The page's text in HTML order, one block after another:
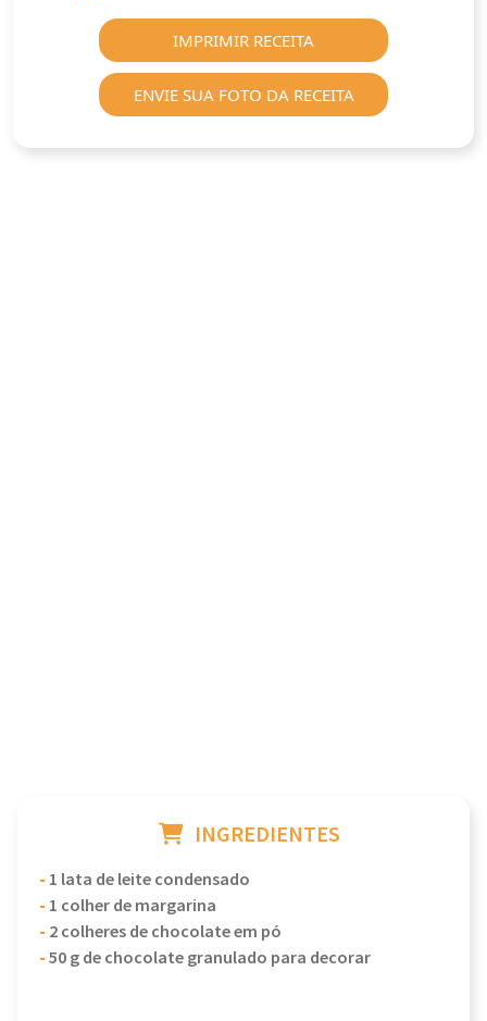
IMPRIMIR RECEITA
ENVIE SUA FOTO DA RECEITA
INGREDIENTES
- 1 lata de leite condensado
- 1 colher de margarina
- 2 colheres de chocolate em pó
-50 g de chocolate granulado para decorar